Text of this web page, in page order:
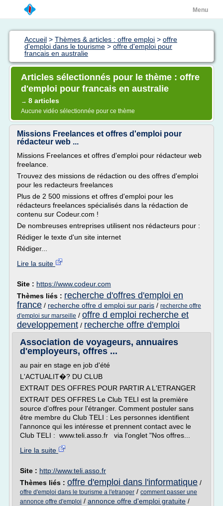
Menu
Accueil > Thèmes & articles : offre emploi > offre
d'emploi dans le tourisme > offre d'emploi pour
francais en australie
Articles sélectionnés pour le thème : offre
d'emploi pour francais en australie
→ 8 articles
Aucune vidéo sélectionnée pour ce thème
Missions Freelances et offres d'emploi pour
rédacteur web ...
Missions Freelances et offres d'emploi pour rédacteur web
freelance.
Trouvez des missions de rédaction ou des offres d'emploi
pour les redacteurs freelances
Plus de 2 500 missions et offres d'emploi pour les
rédacteurs freelances spécialisés dans la rédaction de
contenu sur Codeur.com !
De nombreuses entreprises utilisent nos rédacteurs pour :
Rédiger le texte d'un site internet
Rédiger...
Lire la suite
Site : https://www.codeur.com
Thèmes liés : recherche d'offres d'emploi en
france / recherche offre d emploi sur paris / recherche offre
d'emploi sur marseille / offre d emploi recherche et
developpement / recherche offre d'emploi
Association de voyageurs, annuaires
d'employeurs, offres ...
au pair en stage en job d'été
L'ACTUALIT�? DU CLUB
EXTRAIT DES OFFRES POUR PARTIR A L'ETRANGER
EXTRAIT DES OFFRES Le Club TELI est la première
source d'offres pour l'étranger. Comment postuler sans
être membre du Club TELI : Les personnes identifient
l'annonce qui les intéresse et prennent contact avec le
Club TELI : www.teli.asso.fr via l'onglet "Nos offres...
Lire la suite
Site : http://www.teli.asso.fr
Thèmes liés : offre d'emploi dans l'informatique /
offre d'emploi dans le tourisme a l'etranger / comment passer une
annonce offre d'emploi / annonce offre d'emploi gratuite /